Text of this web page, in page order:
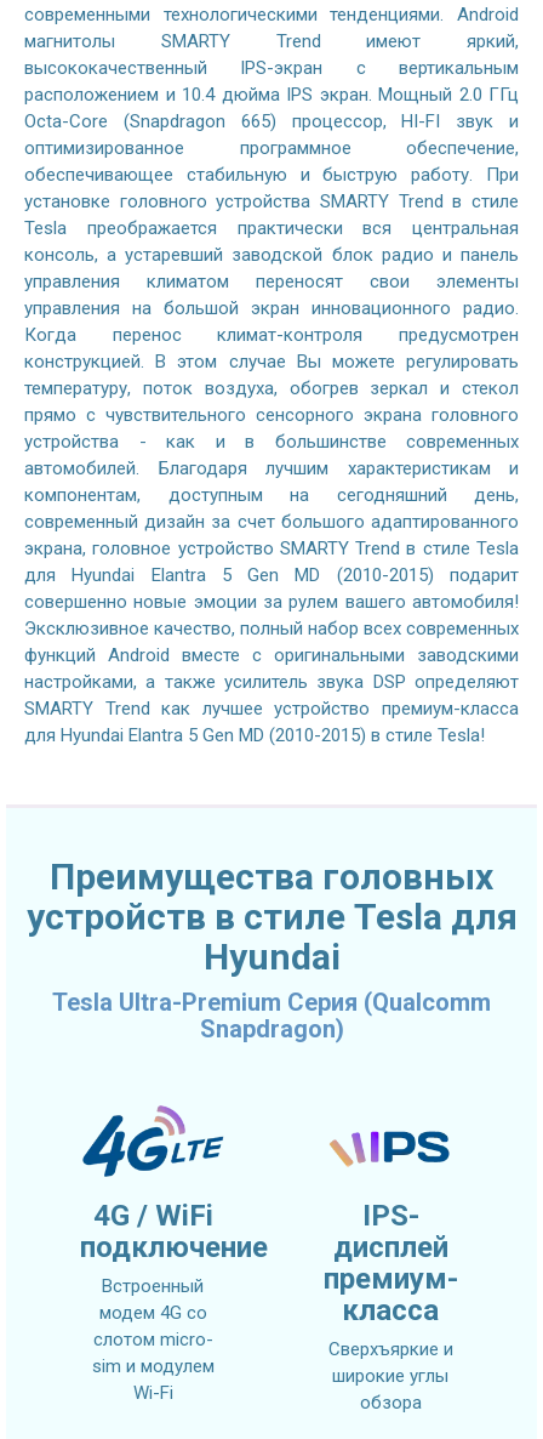
современными технологическими тенденциями. Android
магнитолы SMARTY Trend имеют яркий,
высококачественный IPS-экран с вертикальным
расположением и 10.4 дюйма IPS экран. Мощный 2.0 ГГц
Octa-Core (Snapdragon 665) процессор, HI-FI звук и
оптимизированное программное обеспечение,
обеспечивающее стабильную и быструю работу. При
установке головного устройства SMARTY Trend в стиле
Tesla преображается практически вся центральная
консоль, а устаревший заводской блок радио и панель
управления климатом переносят свои элементы
управления на большой экран инновационного радио.
Когда перенос климат-контроля предусмотрен
конструкцией. В этом случае Вы можете регулировать
температуру, поток воздуха, обогрев зеркал и стекол
прямо с чувствительного сенсорного экрана головного
устройства - как и в большинстве современных
автомобилей. Благодаря лучшим характеристикам и
компонентам, доступным на сегодняшний день,
современный дизайн за счет большого адаптированного
экрана, головное устройство SMARTY Trend в стиле Tesla
для Hyundai Elantra 5 Gen MD (2010-2015) подарит
совершенно новые эмоции за рулем вашего автомобиля!
Эксклюзивное качество, полный набор всех современных
функций Android вместе с оригинальными заводскими
настройками, а также усилитель звука DSP определяют
SMARTY Trend как лучшее устройство премиум-класса
для Hyundai Elantra 5 Gen MD (2010-2015) в стиле Tesla!
Преимущества головных
устройств в стиле Tesla для
Hyundai
Tesla Ultra-Premium Серия (Qualcomm
Snapdragon)
4G / WiFi
подключение
Встроенный
модем 4G со
слотом micro-
sim и модулем
Wi-Fi
IPS-
дисплей
премиум-
класса
Сверхъяркие и
широкие углы
обзора